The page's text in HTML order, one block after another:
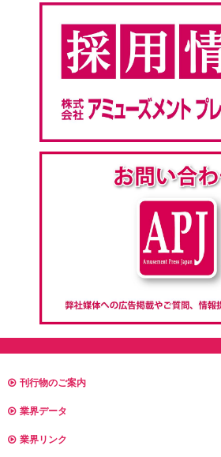
刊行物のご案内
業界データ
業界リンク